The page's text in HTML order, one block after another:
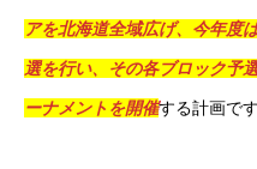
アを北海道全域広げ、今年度
選を行い、その各ブロック予
ーナメントを開催する計画です